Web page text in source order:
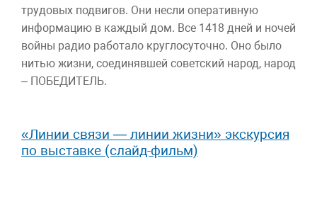
трудовых подвигов. Они несли оперативную
информацию в каждый дом. Все 1418 дней и ночей
войны радио работало круглосуточно. Оно было
нитью жизни, соединявшей советский народ, народ
– ПОБЕДИТЕЛЬ.
«Линии связи — линии жизни» экскурсия
по выставке (слайд-фильм)